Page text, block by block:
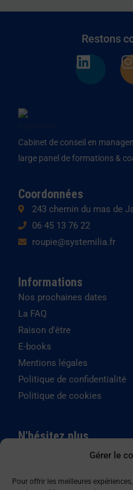
Gérer le
Pour offrir les meilleures
Restons
d
i
Cabinet de conseil en
large panel de formations &
Coordonnées
243 chemin du mas de
06 45 13 76 22
roupie@systemilia.fr
Informations
Nos prochaines dates
La FAQ
Raison d'être
E-books
Mentions légales
Politique de confidentialité
Politique de cookies
N'hésitez plus